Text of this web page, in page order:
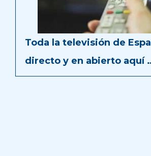
Toda la televisión de
directo y en abierto aquí